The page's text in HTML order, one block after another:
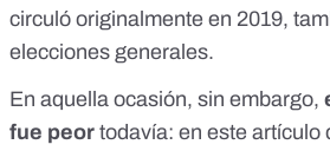
circuló originalmente en 2019,
elecciones generales.
En aquella ocasión, sin embargo,
fue peor todavía: en este artículo